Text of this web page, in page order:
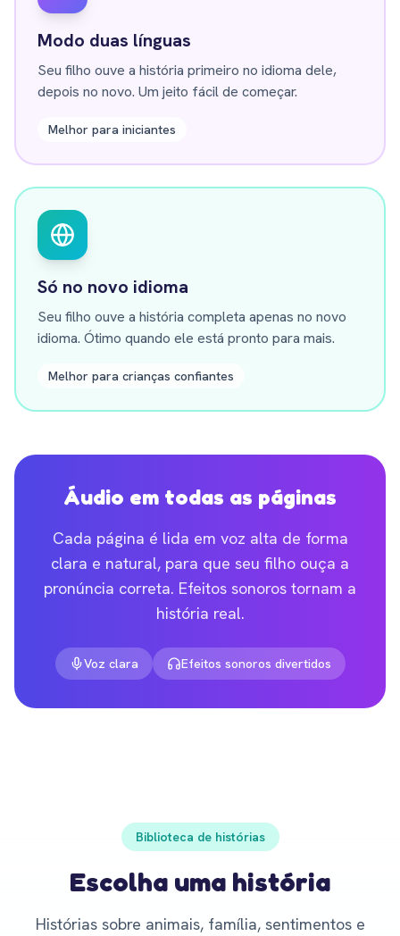
Modo duas línguas
Seu filho ouve a história primeiro no idioma dele,
depois no novo. Um jeito fácil de começar.
Melhor para iniciantes
Só no novo idioma
Seu filho ouve a história completa apenas no novo
idioma. Ótimo quando ele está pronto para mais.
Melhor para crianças confiantes
Áudio em todas as páginas
Cada página é lida em voz alta de forma
clara e natural, para que seu filho ouça a
pronúncia correta. Efeitos sonoros tornam a
história real.
Voz clara Efeitos sonoros divertidos
Biblioteca de histórias
Escolha uma história
Histórias sobre animais, família, sentimentos e